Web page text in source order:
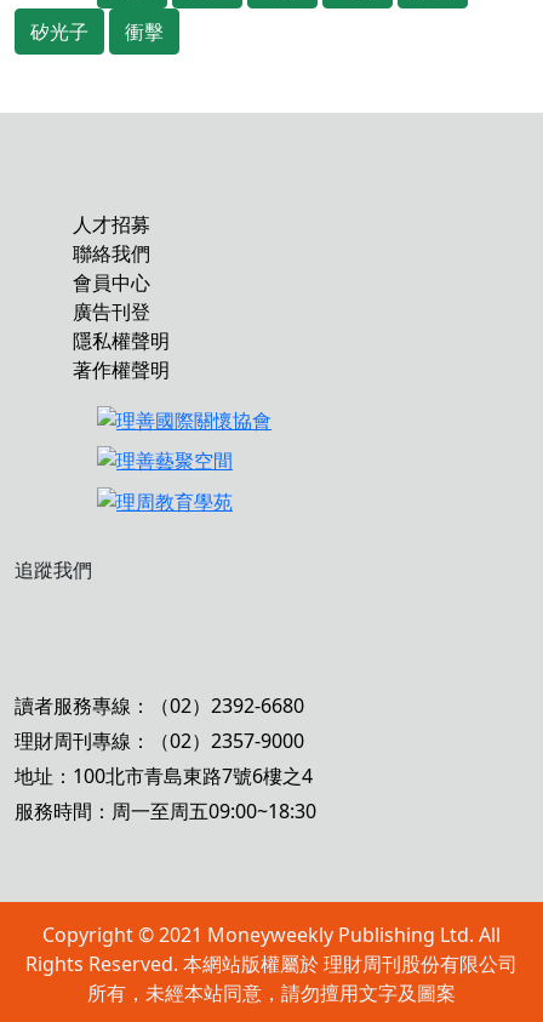
矽光子
衝擊
人才招募
聯絡我們
會員中心
廣告刊登
隱私權聲明
著作權聲明
追蹤我們
讀者服務專線：（02）2392-6680
理財周刊專線：（02）2357-9000
地址：100北市青島東路7號6樓之4
服務時間：周一至周五09:00~18:30
Copyright © 2021 Moneyweekly Publishing Ltd. All
Rights Reserved. 本網站版權屬於 理財周刊股份有限公司
所有，未經本站同意，請勿擅用文字及圖案